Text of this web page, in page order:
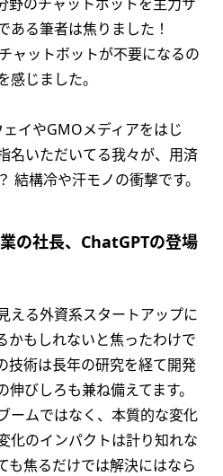
ある筆者は焦りました！
ャットボットが不要になるの
じました。
イやGMOメディアをはじ
名いただいてる我々が、用済
結構冷や汗モノの衝撃です。
の社長、ChatGPTの登場
える外資系スタートアップに
かもしれないと焦ったわけで
技術は長年の研究を経て開発
びしろも兼ね備えてます。
ームではなく、本質的な変化
化のインパクトは計り知れな
も焦るだけでは解決にはなら